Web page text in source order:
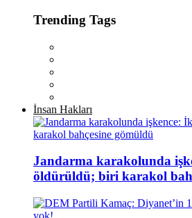
Trending Tags
İnsan Hakları
Jandarma karakolunda
öldürüldü; biri karakol